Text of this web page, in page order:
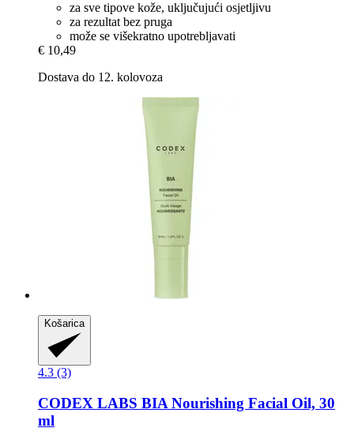
za sve tipove kože, uključujući osjetljivu
za rezultat bez pruga
može se višekratno upotrebljavati
€ 10,49
Dostava do 12. kolovoza
Košarica
4.3 (3)
CODEX LABS BIA Nourishing Facial Oil, 30
ml